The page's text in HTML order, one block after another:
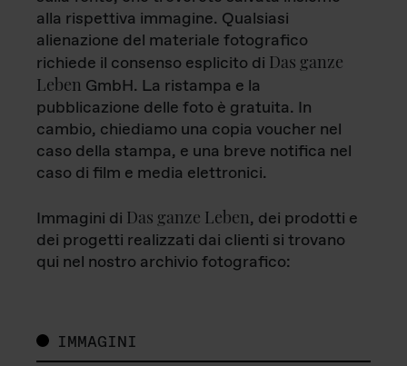
alla rispettiva immagine. Qualsiasi
alienazione del materiale fotografico
richiede il consenso esplicito di Das ganze
Leben GmbH. La ristampa e la
pubblicazione delle foto è gratuita. In
cambio, chiediamo una copia voucher nel
caso della stampa, e una breve notifica nel
caso di film e media elettronici.
Immagini di Das ganze Leben, dei prodotti e
dei progetti realizzati dai clienti si trovano
qui nel nostro archivio fotografico:
IMMAGINI